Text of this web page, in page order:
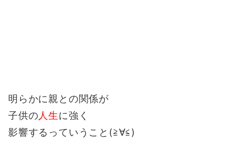
明らかに親との関係が
子供の人生に強く
影響するっていうこと(≧∀≦)